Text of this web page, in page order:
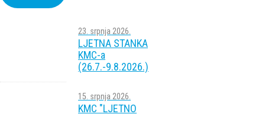
23. srpnja 2026.
LJETNA STANKA
KMC-a
(26.7.-9.8.2026.)
15. srpnja 2026.
KMC "LJETNO